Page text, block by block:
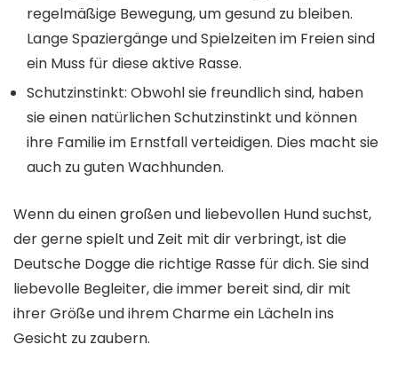
regelmäßige Bewegung, um gesund zu bleiben.
Lange Spaziergänge und Spielzeiten im Freien sind
ein Muss für diese aktive Rasse.
Schutzinstinkt: Obwohl sie freundlich sind, haben
sie einen natürlichen Schutzinstinkt und können
ihre Familie im Ernstfall verteidigen. Dies macht sie
auch zu guten Wachhunden.
Wenn du einen großen und liebevollen Hund suchst,
der gerne spielt und Zeit mit dir verbringt, ist die
Deutsche Dogge die richtige Rasse für dich. Sie sind
liebevolle Begleiter, die immer bereit sind, dir mit
ihrer Größe und ihrem Charme ein Lächeln ins
Gesicht zu zaubern.